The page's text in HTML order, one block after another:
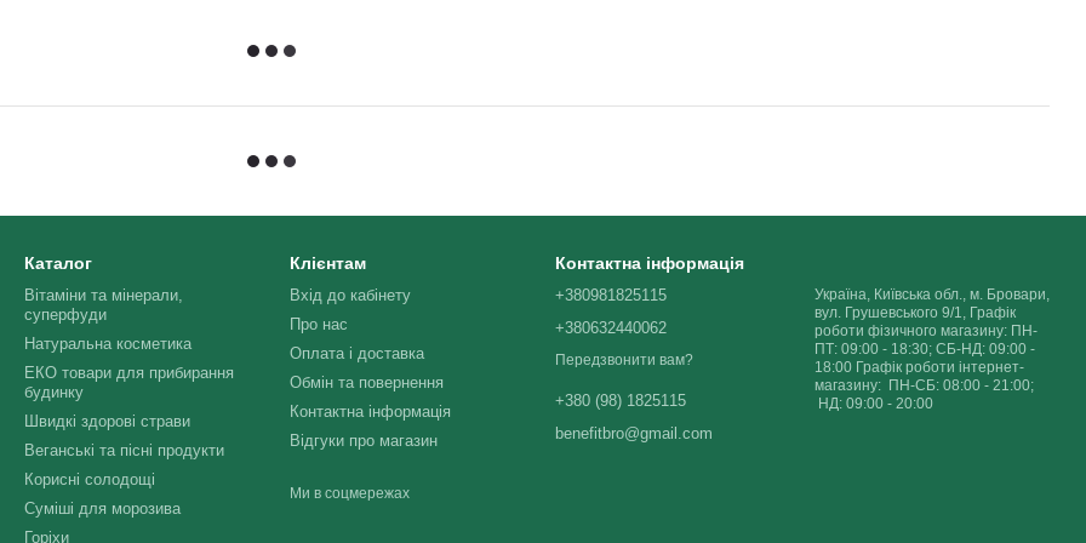
Каталог
Вітаміни та мінерали,
суперфуди
Натуральна косметика
ЕКО товари для прибирання
будинку
Швидкі здорові страви
Веганські та пісні продукти
Корисні солодощі
Суміші для морозива
Горіхи
Клієнтам
Вхід до кабінету
Про нас
Оплата і доставка
Обмін та повернення
Контактна інформація
Відгуки про магазин
Ми в соцмережах
Контактна інформація
+380981825115
+380632440062
Передзвонити вам?
+380 (98) 1825115
benefitbro@gmail.com
Україна, Київська обл., м. Бровари,
вул. Грушевського 9/1, Графік
роботи фізичного магазину: ПН-
ПТ: 09:00 - 18:30; СБ-НД: 09:00 -
18:00 Графік роботи інтернет-
магазину: ПН-СБ: 08:00 - 21:00;
НД: 09:00 - 20:00